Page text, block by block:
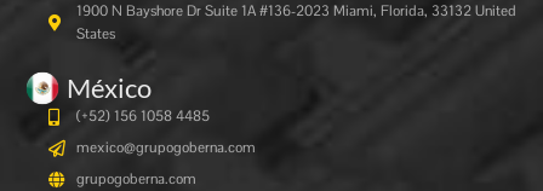
1900 N Bayshore Dr Suite 1A #136-2023 Miami, Florida, 33132 United
States
México
(+52) 156 1058 4485
mexico@grupogoberna.com
grupogoberna.com